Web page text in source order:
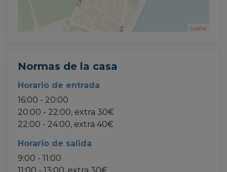
Leaflet
Normas de la casa
Horario de entrada
16:00 - 20:00
20:00 - 22:00, extra 30€
22:00 - 24:00, extra 40€
Horario de salida
9:00 - 11:00